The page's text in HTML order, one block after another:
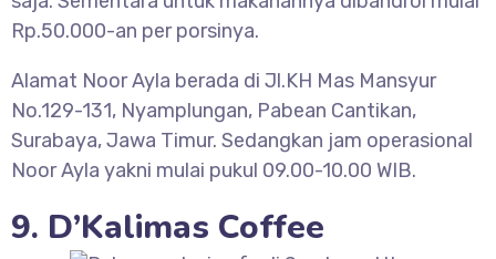
Rp.50.000-an per porsinya.
Alamat Noor Ayla berada di Jl.KH Mas Mansyur
No.129-131, Nyamplungan, Pabean Cantikan,
Surabaya, Jawa Timur. Sedangkan jam operasional
Noor Ayla yakni mulai pukul 09.00-10.00 WIB.
9. D’Kalimas Coffee